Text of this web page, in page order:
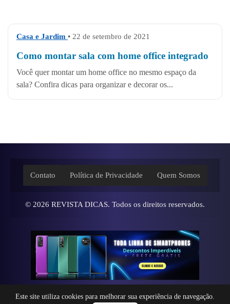
Casa e Jardim • 22 de setembro de 2021
Como montar sala com home office integrado
Você quer montar um home office no mesmo espaço da
sala? Confira dicas para organizar e decorar os...
Contato Política de Privacidade Quem Somos
© 2026 REVISTA DICAS. Todos os direitos reservados.
Este site utiliza cookies para melhorar sua experiência de navegação.